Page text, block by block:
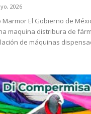
2026
Marmor El Gobierno de
maquina distribura de
de máquinas